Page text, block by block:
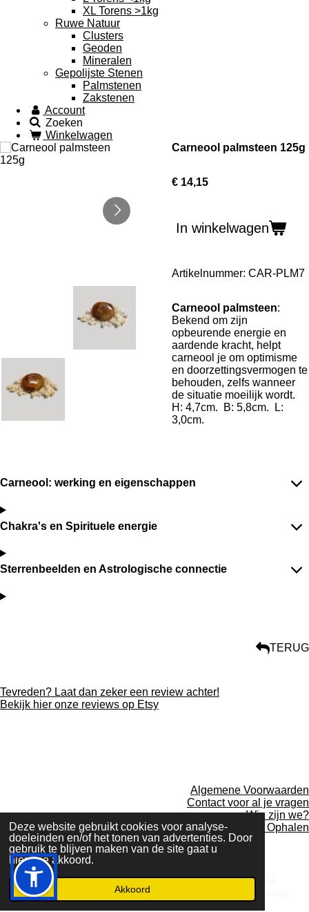
Deze website gebruikt cookies voor analyse-
doeleinden en/of het tonen van advertenties. Door
gebruik te blijven maken van de site gaat u
hiermee akkoord.
Akkoord
XL Torens >1kg
Ruwe Natuur
Clusters
Geoden
Mineralen
Gepolijste Stenen
Palmstenen
Zakstenen
Account
Zoeken
Winkelwagen
Carneool palmsteen 125g
€ 14,15
In winkelwagen
Artikelnummer: CAR-PLM7
Carneool palmsteen:
Bekend om zijn
opbeurende energie en
aardende kracht, helpt
carneool je om optimisme
en doorzettingsvermogen te
behouden, zelfs wanneer
de situatie moeilijk wordt.
H: 4,7cm. B: 5,8cm. L:
3,0cm.
Carneool: werking en eigenschappen
Chakra's en Spirituele energie
Sterrenbeelden en Astrologische connectie
TERUG
Tevreden? Laat dan zeker een review achter!
Bekijk hier onze reviews op Etsy
o
k
s
t
a
m
p
Algemene Voorwaarden
Contact voor al je vragen
Wie zijn we?
Verzending of Ophalen
© 2025 ArtsyDecoBoutique
Powered byJouwWeb
E-mailadres Telefoonnummer